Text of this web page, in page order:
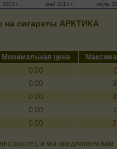
2013 г.
2013 г. май 2013 г.
май 2013 г. июль
июль
на сигареты АРКТИКА
Минимальная цена
0.00
0.00
0.00
0.00
0.00
растет, и мы предлагаем вам